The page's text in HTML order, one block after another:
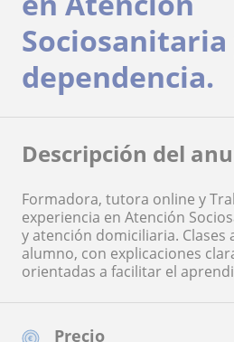
Precio
Sociosanitaria
dependencia.
Descripción del
Formadora, tutora online y
experiencia en Atención
y atención domiciliaria. Clases
alumno, con explicaciones
orientadas a facilitar el